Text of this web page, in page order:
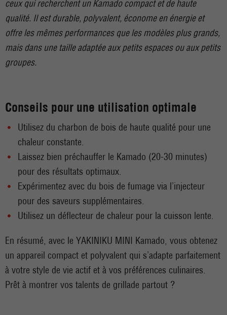
ceux qui recherchent un Kamado compact et de haute
qualité. Il est durable, polyvalent, économe en énergie et
offre les mêmes performances que les modèles plus grands,
mais dans une taille adaptée aux petits espaces ou aux petits
groupes.
Conseils pour une utilisation optimale
Utilisez du charbon de bois de haute qualité pour une
chaleur constante.
Laissez bien préchauffer le Kamado (20-30 minutes)
pour des résultats optimaux.
Expérimentez avec du bois de fumage via l’injecteur
pour des saveurs supplémentaires.
Utilisez un déflecteur de chaleur pour la cuisson lente.
En résumé, avec le YAKINIKU MINI Kamado, vous obtenez
un appareil compact et polyvalent qui s’adapte parfaitement
à votre style de vie actif et à vos préférences culinaires.
Prêt à montrer vos talents de grillade partout ?